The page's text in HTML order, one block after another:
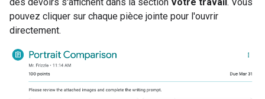
pouvez cliquer sur chaque pièce jointe pour l'ouvrir
directement.